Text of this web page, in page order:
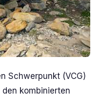
Schwerpunkt (VCG)
kombinierten